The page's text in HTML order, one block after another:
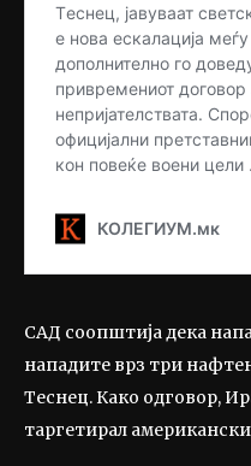
САД соопштија дека
нападите врз три
Теснец. Како одговор,
таргетирал